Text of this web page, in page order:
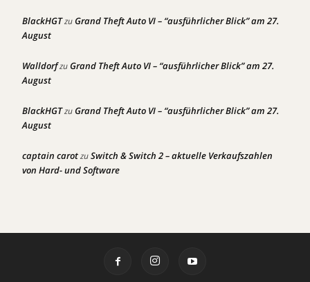
BlackHGTzuGrand Theft Auto VI – “ausführlicher Blick” am 27.
August
WalldorfzuGrand Theft Auto VI – “ausführlicher Blick” am 27.
August
BlackHGTzuGrand Theft Auto VI – “ausführlicher Blick” am 27.
August
captain carotzuSwitch & Switch 2 – aktuelle Verkaufszahlen
von Hard- und Software